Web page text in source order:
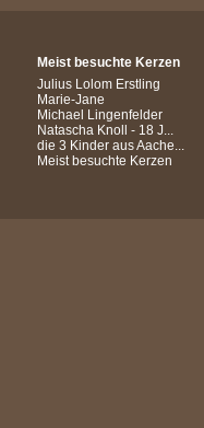
Meist besuchte Kerzen
Julius Lolom Erstling
Marie-Jane
Michael Lingenfelder
Natascha Knoll - 18 J...
die 3 Kinder aus Aache...
Meist besuchte Kerzen